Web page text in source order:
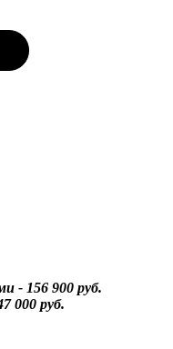
- 156 900 руб.
000 руб.